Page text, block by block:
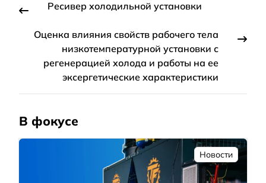
Ресивер холодильной установки
Оценка влияния свойств рабочего тела
низкотемпературной установки с
регенерацией холода и работы на ее
эксергетические характеристики
В фокусе
Новости